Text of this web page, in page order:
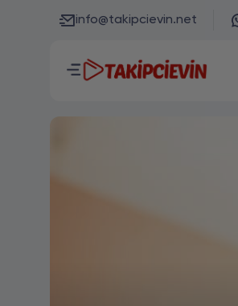
info@takipcievin.net